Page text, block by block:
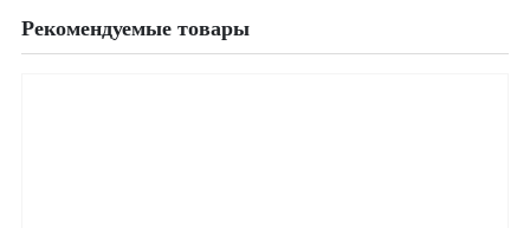
Рекомендуемые товары